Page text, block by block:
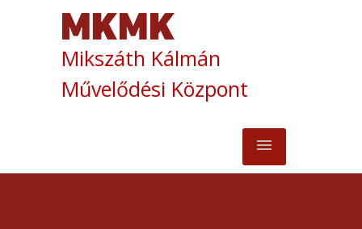
Mikszáth Kálmán
Művelődési Központ